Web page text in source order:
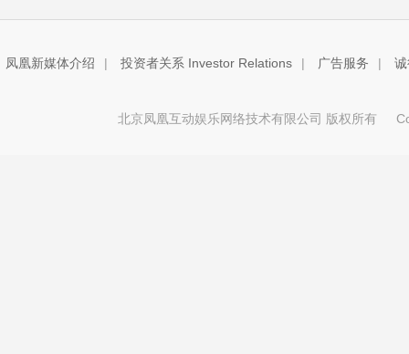
凤凰新媒体介绍 | 投资者关系 Investor Relations | 广告服务 |
北京凤凰互动娱乐网络技术有限公司 版权所有